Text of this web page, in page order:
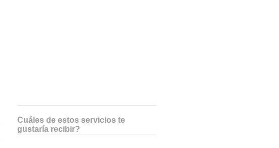
Cuáles de estos servicios te
gustaría recibir?